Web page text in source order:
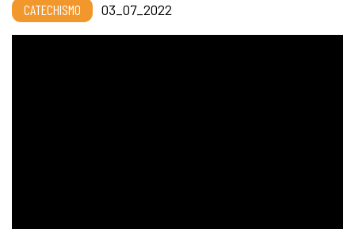
CATECHISMO 03_07_2022